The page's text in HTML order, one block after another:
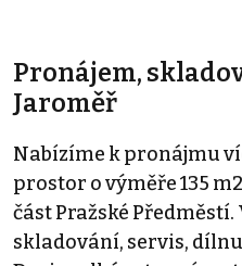
Pronájem,
Jaroměř
Nabízíme k pronájmu
prostor o výměře 135
část Pražské
skladování, servis,